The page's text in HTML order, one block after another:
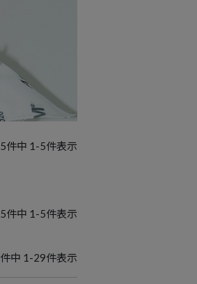
5件中 1 -5件表示
5件中 1 -5件表示
件中 1 -29件表示